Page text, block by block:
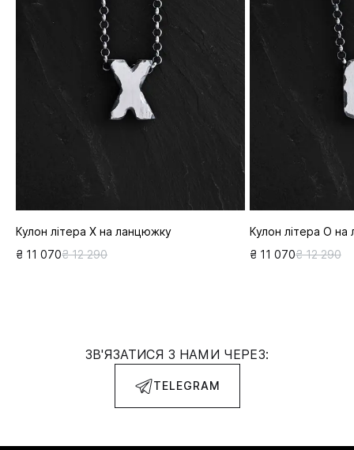
Кулон літера Х на ланцюжку
₴ 11 070₴ 12 290
Кулон літера О
₴ 11 070₴ 12 290
ЗВ'ЯЗАТИСЯ З НАМИ ЧЕРЕЗ:
TELEGRAM